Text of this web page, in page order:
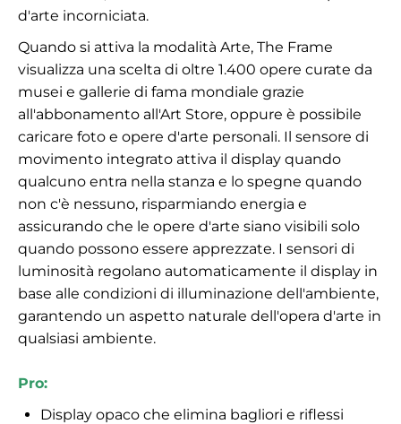
d'arte incorniciata.
Quando si attiva la modalità Arte, The Frame
visualizza una scelta di oltre 1.400 opere curate da
musei e gallerie di fama mondiale grazie
all'abbonamento all'Art Store, oppure è possibile
caricare foto e opere d'arte personali. Il sensore di
movimento integrato attiva il display quando
qualcuno entra nella stanza e lo spegne quando
non c'è nessuno, risparmiando energia e
assicurando che le opere d'arte siano visibili solo
quando possono essere apprezzate. I sensori di
luminosità regolano automaticamente il display in
base alle condizioni di illuminazione dell'ambiente,
garantendo un aspetto naturale dell'opera d'arte in
qualsiasi ambiente.
Pro:
Display opaco che elimina bagliori e riflessi